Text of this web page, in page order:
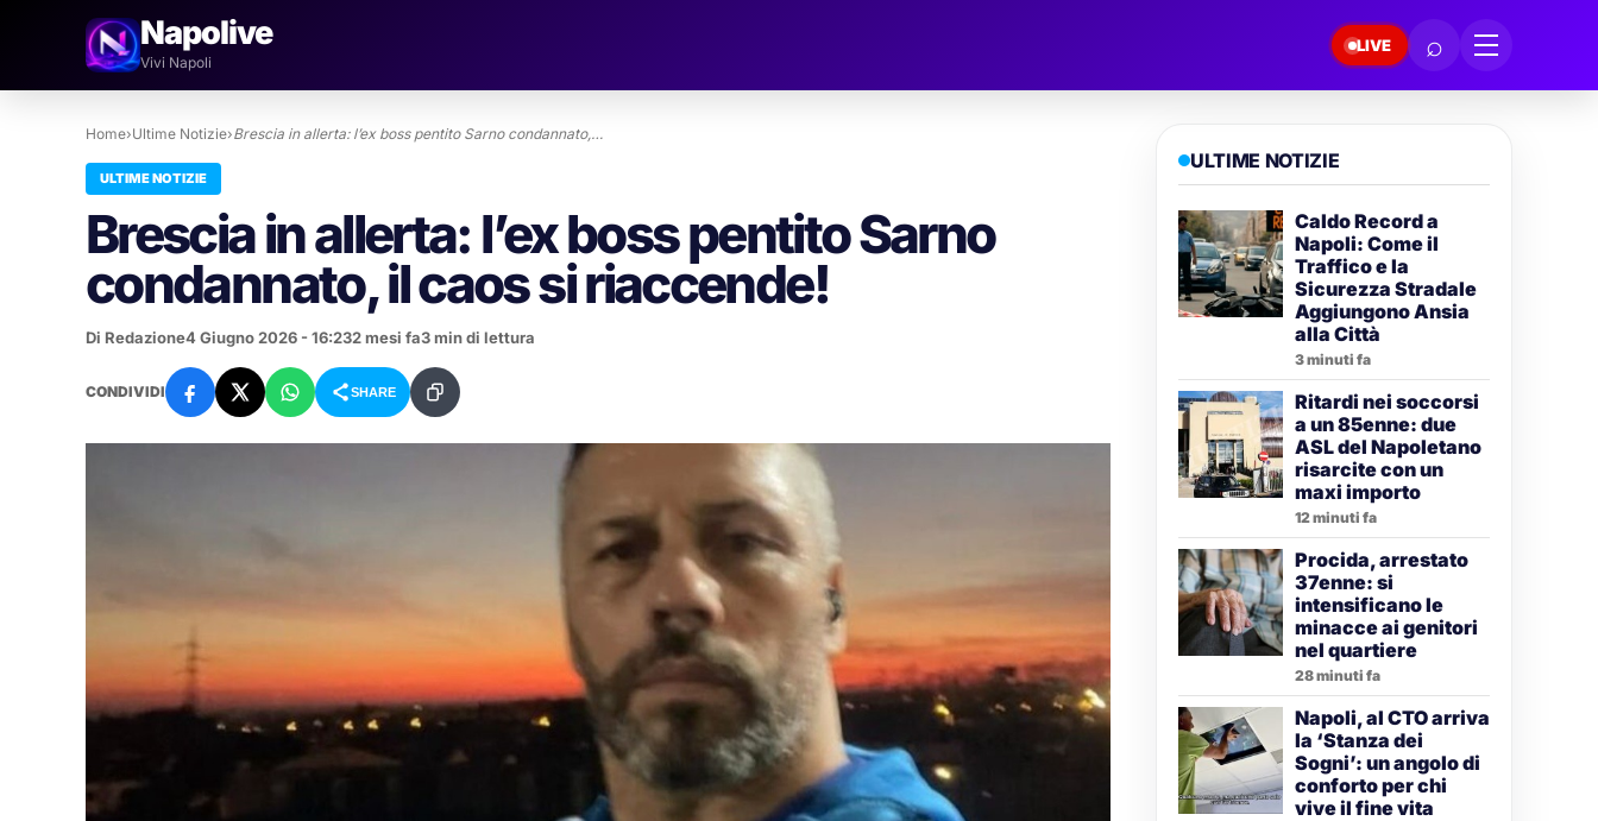
Napolive
Vivi Napoli
LIVE ⌕
Home›Ultime Notizie›Brescia in allerta: l’ex boss pentito Sarno condannato,…
ULTIME NOTIZIE
Brescia in allerta: l’ex boss pentito Sarno
condannato, il caos si riaccende!
Di Redazione4 Giugno 2026 - 16:232 mesi fa3 min di lettura
CONDIVIDI SHARE
ULTIME NOTIZIE
Caldo Record a
Napoli: Come il
Traffico e la
Sicurezza Stradale
Aggiungono Ansia
alla Città
3 minuti fa
Ritardi nei soccorsi
a un 85enne: due
ASL del Napoletano
risarcite con un
maxi importo
12 minuti fa
Procida, arrestato
37enne: si
intensificano le
minacce ai genitori
nel quartiere
28 minuti fa
Napoli, al CTO arriva
la ‘Stanza dei
Sogni’: un angolo di
conforto per chi
vive il fine vita